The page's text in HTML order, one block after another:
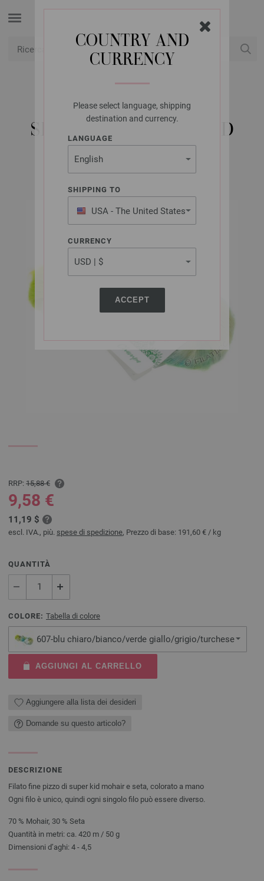
COUNTRY AND
CURRENCY
Please select language, shipping
destination and currency.
LANGUAGE
SHIPPING TO
USA - The United States
of America
CURRENCY
ACCEPT
LANA GROSSA
SILKHAIR HAND-DYED
RRP: 15,88 €
9,58 €
11,19 $
escl. IVA., più. spese di spedizione, Prezzo di base: 191,60 € / kg
QUANTITÀ
COLORE: Tabella di colore
607-blu chiaro/bianco/verde giallo/grigio/turchese
AGGIUNGI AL CARRELLO
Aggiungere alla lista dei desideri
Domande su questo articolo?
DESCRIZIONE
Filato fine pizzo di super kid mohair e seta, colorato a mano
Ogni filo è unico, quindi ogni singolo filo può essere diverso.
70 % Mohair, 30 % Seta
Quantità in metri: ca. 420 m / 50 g
Dimensioni d’aghi: 4 - 4,5